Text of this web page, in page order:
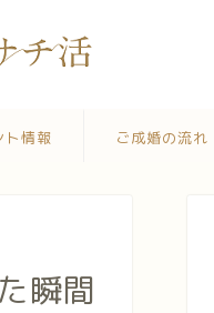
ト情報 ご成婚の流れ
瞬間